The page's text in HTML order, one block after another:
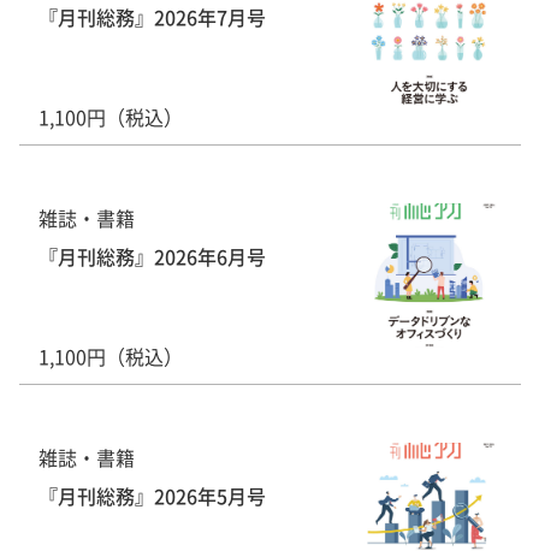
『月刊総務』2026年7月号
1,100円（税込）
雑誌・書籍
『月刊総務』2026年6月号
1,100円（税込）
雑誌・書籍
『月刊総務』2026年5月号